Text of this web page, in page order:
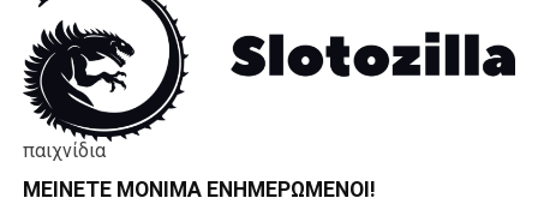
παιχνίδια
ΜΕΊΝΕΤΕ ΜΌΝΙΜΑ ΕΝΗΜΕΡΏΜΕΝΟΙ!